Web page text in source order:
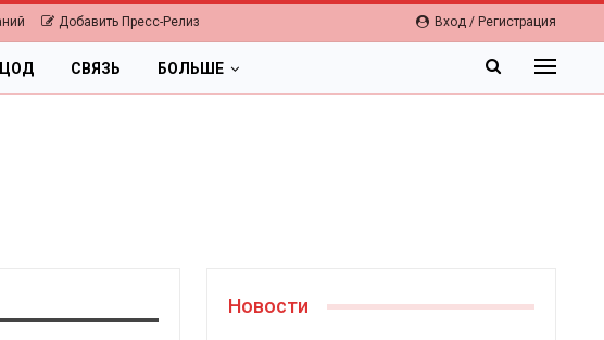
Вход / Регистрация
Добавить Пресс-Релиз
ЦОД СВЯЗЬ БОЛЬШЕ
Новости